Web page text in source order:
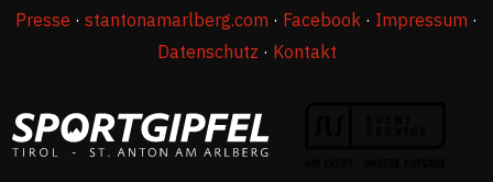
Presse · stantonamarlberg.com · Facebook · Impressum ·
Datenschutz · Kontakt